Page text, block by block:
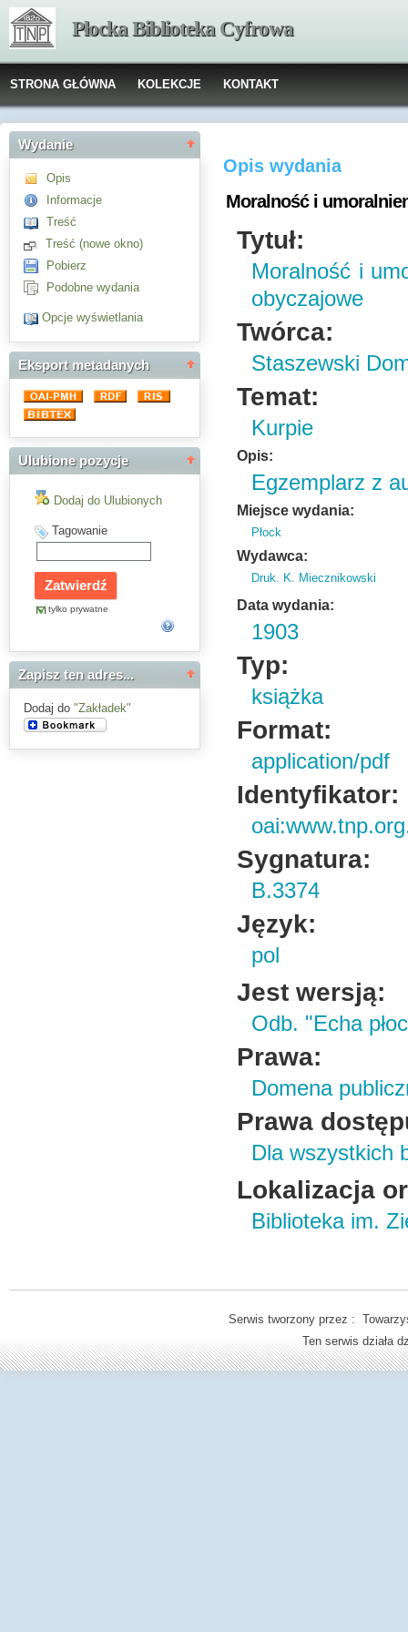
Płocka Biblioteka Cyfrowa
STRONA GŁÓWNA KOLEKCJE KONTAKT
Wydanie
Opis
Informacje
Treść
Treść (nowe okno)
Pobierz
Podobne wydania
Opcje wyświetlania
Eksport metadanych
Ulubione pozycje
Dodaj do Ulubionych
Tagowanie
tylko prywatne
Zapisz ten adres...
Dodaj do "Zakładek"
Opis wydania
Moralność i
Tytuł:
Moralność i
obyczajowe
Twórca:
Staszewski
Temat:
Kurpie
Opis:
Egzemplarz z
Miejsce wydania:
Płock
Wydawca:
Druk. K. Miecznikowski
Data wydania:
1903
Typ:
książka
Format:
application/pdf
Identyfikator:
Sygnatura:
B.3374
Język:
pol
Jest wersją:
Odb. "Echa
Prawa:
Domena
Prawa
Dla wszystkich
Lokalizacja
Biblioteka im.
Serwis tworzony przez :
Ten serwis działa